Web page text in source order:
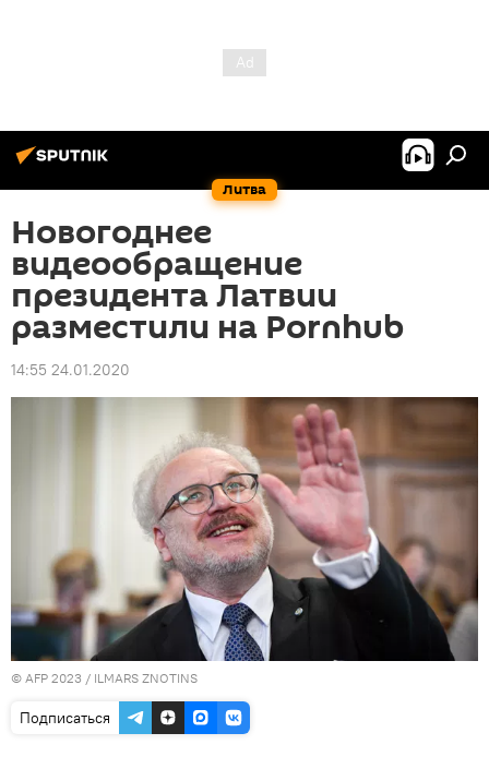
Литва
Новогоднее
видеообращение
президента Латвии
разместили на Pornhub
14:55 24.01.2020
© AFP 2023 / ILMARS ZNOTINS
Подписаться